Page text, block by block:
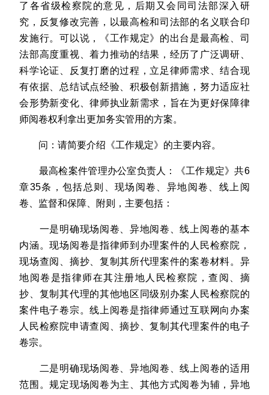
了各省级检察院的意见，后期又会同司法部深入研
究，反复修改完善，以最高检和司法部的名义联合印
发施行。可以说，《工作规定》的出台是最高检、司
法部高度重视、着力推动的结果，经历了广泛调研、
科学论证、反复打磨的过程，立足律师需求、结合现
有依据、总结试点经验、积极创新措施，努力适应社
会形势新变化、律师执业新需求，旨在为更好保障律
师阅卷权利拿出更加务实管用的方案。
问：请简要介绍《工作规定》的主要内容。
最高检案件管理办公室负责人：《工作规定》共6
章35条，包括总则、现场阅卷、异地阅卷、线上阅
卷、监督和保障、附则，主要包括：
一是明确现场阅卷、异地阅卷、线上阅卷的基本
内涵。现场阅卷是指律师到办理案件的人民检察院，
现场查阅、摘抄、复制其所代理案件的案卷材料。异
地阅卷是指律师在其注册地人民检察院，查阅、摘
抄、复制其代理的其他地区同级别办案人民检察院的
案件电子卷宗。线上阅卷是指律师通过互联网向办案
人民检察院申请查阅、摘抄、复制其代理案件的电子
卷宗。
二是明确现场阅卷、异地阅卷、线上阅卷的适用
范围。规定现场阅卷为主、其他方式阅卷为辅，异地